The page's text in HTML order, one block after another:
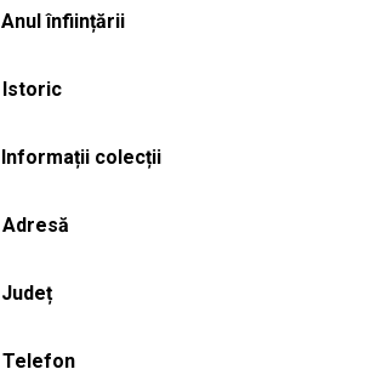
Anul înființării
Istoric
Informații colecții
Adresă
Județ
Telefon